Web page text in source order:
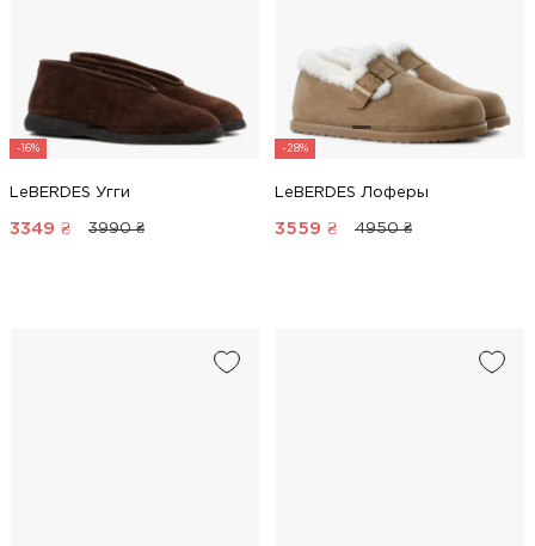
-16%
LeBERDES Угги
3349 ₴ 3990 ₴
-28%
LeBERDES Лоферы
3559 ₴ 4950 ₴